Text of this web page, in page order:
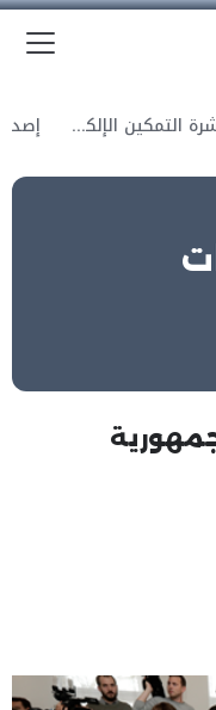
نشرة التمكين الإلكترونية
جمهورية